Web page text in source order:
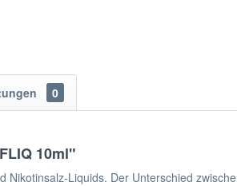
0
10ml"
Liquids. Der Unterschied